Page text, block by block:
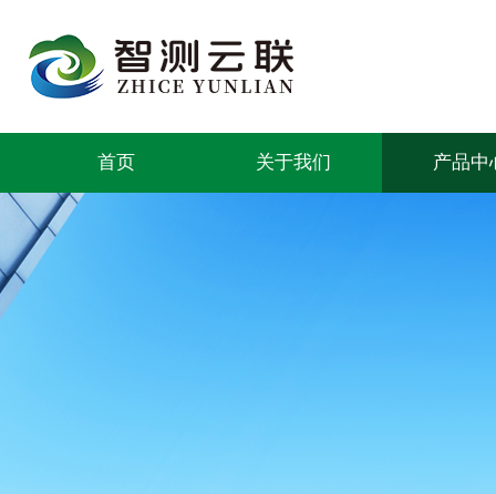
首页 关于我们 产品中